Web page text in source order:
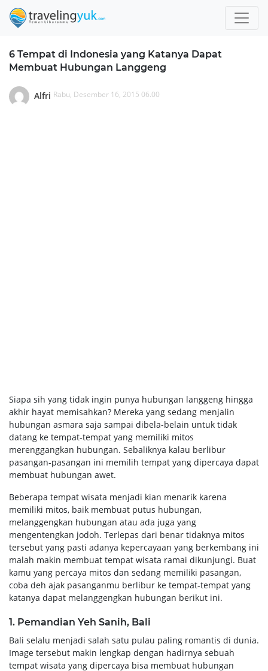
6 Tempat di Indonesia yang Katanya Dapat
Membuat Hubungan Langgeng
Alfri Rabu, Desember 16, 2015 06.00
Siapa sih yang tidak ingin punya hubungan langgeng hingga
akhir hayat memisahkan? Mereka yang sedang menjalin
hubungan asmara saja sampai dibela-belain untuk tidak
datang ke tempat-tempat yang memiliki mitos
merenggangkan hubungan. Sebaliknya kalau berlibur
pasangan-pasangan ini memilih tempat yang dipercaya dapat
membuat hubungan awet.
Beberapa tempat wisata menjadi kian menarik karena
memiliki mitos, baik membuat putus hubungan,
melanggengkan hubungan atau ada juga yang
mengentengkan jodoh. Terlepas dari benar tidaknya mitos
tersebut yang pasti adanya kepercayaan yang berkembang ini
malah makin membuat tempat wisata ramai dikunjungi. Buat
kamu yang percaya mitos dan sedang memiliki pasangan,
coba deh ajak pasanganmu berlibur ke tempat-tempat yang
katanya dapat melanggengkan hubungan berikut ini.
1. Pemandian Yeh Sanih, Bali
Bali selalu menjadi salah satu pulau paling romantis di dunia.
Image tersebut makin lengkap dengan hadirnya sebuah
tempat wisata yang dipercaya bisa membuat hubungan